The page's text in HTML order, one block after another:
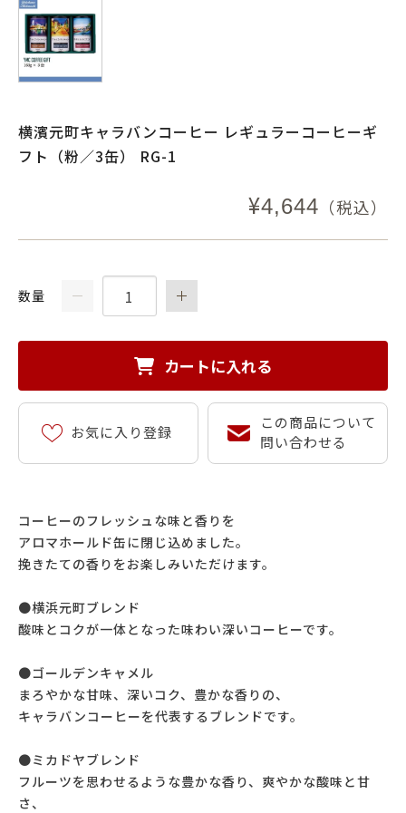
横濱元町キャラバンコーヒー レギュラーコーヒーギ
フト（粉／3缶） RG-1
¥4,644 （税込）
数量
カートに入れる
お気に入り登録
この商品について
問い合わせる
コーヒーのフレッシュな味と香りを
アロマホールド缶に閉じ込めました。
挽きたての香りをお楽しみいただけます。
●横浜元町ブレンド
酸味とコクが一体となった味わい深いコーヒーです。
●ゴールデンキャメル
まろやかな甘味、深いコク、豊かな香りの、
キャラバンコーヒーを代表するブレンドです。
●ミカドヤブレンド
フルーツを思わせるような豊かな香り、爽やかな酸味と甘
さ、